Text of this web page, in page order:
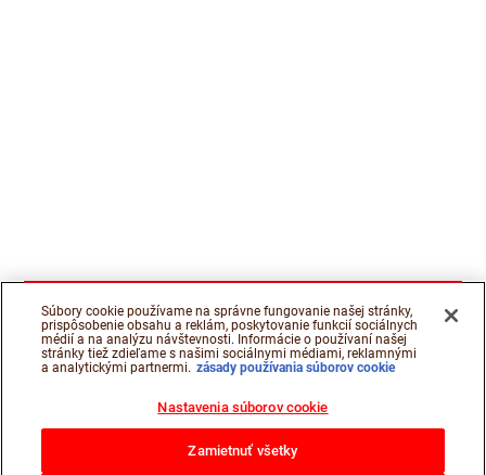
Súbory cookie používame na správne fungovanie našej stránky,
prispôsobenie obsahu a reklám, poskytovanie funkcií sociálnych
médií a na analýzu návštevnosti. Informácie o používaní našej
stránky tiež zdieľame s našimi sociálnymi médiami, reklamnými
a analytickými partnermi. zásady používania súborov cookie
Nastavenia súborov cookie
Zamietnuť všetky